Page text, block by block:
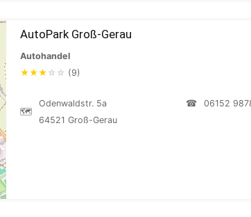
AutoPark Groß-Gerau
Autohandel
★★★ ☆ ☆ (9)
🗺
Odenwaldstr. 5a
64521 Groß-Gerau
☎ 06152